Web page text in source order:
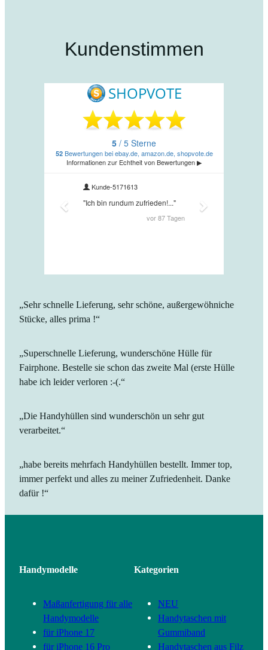
Kundenstimmen
„Sehr schnelle Lieferung, sehr schöne, außergewöhniche
Stücke, alles prima !“
„Superschnelle Lieferung, wunderschöne Hülle für
Fairphone. Bestelle sie schon das zweite Mal (erste Hülle
habe ich leider verloren :-(.“
„Die Handyhüllen sind wunderschön un sehr gut
verarbeitet.“
„habe bereits mehrfach Handyhüllen bestellt. Immer top,
immer perfekt und alles zu meiner Zufriedenheit. Danke
dafür !“
Handymodelle
Maßanfertigung für alle
Handymodelle
für iPhone 17
für iPhone 16 Pro
Kategorien
NEU
Handytaschen mit
Gummiband
Handytaschen aus Filz